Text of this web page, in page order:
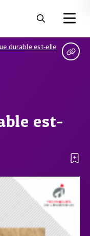
durable est-elle
est-